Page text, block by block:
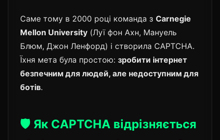
Саме тому в 2000 році команда з Carnegie
Mellon University (Луї фон Ахн, Мануель
Блюм, Джон Ленфорд) і створила CAPTCHA.
Їхня мета була простою: зробити інтернет
безпечним для людей, але недоступним для
ботів.
🛡️ Як CAPTCHA відрізняється